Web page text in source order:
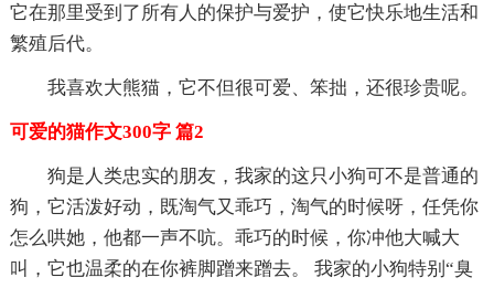
它在那里受到了所有人的保护与爱护，使它快乐地生活和
繁殖后代。
我喜欢大熊猫，它不但很可爱、笨拙，还很珍贵呢。
可爱的猫作文300字 篇2
狗是人类忠实的朋友，我家的这只小狗可不是普通的
狗，它活泼好动，既淘气又乖巧，淘气的时候呀，任凭你
怎么哄她，他都一声不吭。乖巧的时候，你冲他大喊大
叫，它也温柔的在你裤脚蹭来蹭去。 我家的小狗特别“臭